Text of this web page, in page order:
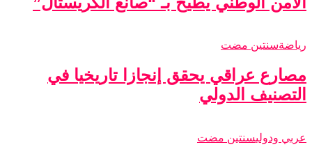
رياضةسنتين مضت
مصارع عراقي يحقق إنجازا تاريخيا في
التصنيف الدولي
عربي ودوليسنتين مضت